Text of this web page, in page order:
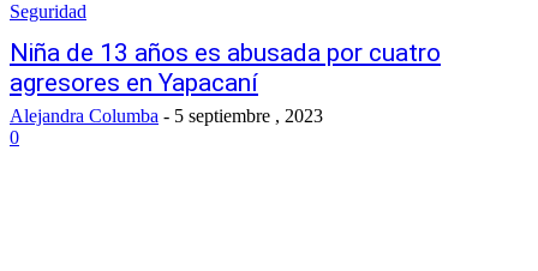
Seguridad
Niña de 13 años es abusada por cuatro
agresores en Yapacaní
Alejandra Columba - 5 septiembre , 2023
0